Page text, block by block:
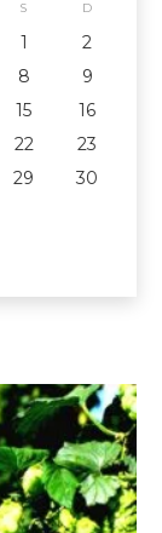
S D
1
2
8
9
15
16
22
23
29
30